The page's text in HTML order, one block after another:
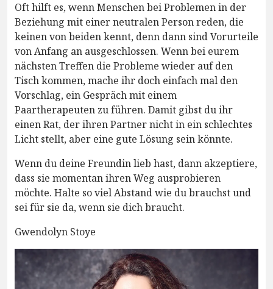
Oft hilft es, wenn Menschen bei Problemen in der
Beziehung mit einer neutralen Person reden, die
keinen von beiden kennt, denn dann sind Vorurteile
von Anfang an ausgeschlossen. Wenn bei eurem
nächsten Treffen die Probleme wieder auf den
Tisch kommen, mache ihr doch einfach mal den
Vorschlag, ein Gespräch mit einem
Paartherapeuten zu führen. Damit gibst du ihr
einen Rat, der ihren Partner nicht in ein schlechtes
Licht stellt, aber eine gute Lösung sein könnte.
Wenn du deine Freundin lieb hast, dann akzeptiere,
dass sie momentan ihren Weg ausprobieren
möchte. Halte so viel Abstand wie du brauchst und
sei für sie da, wenn sie dich braucht.
Gwendolyn Stoye